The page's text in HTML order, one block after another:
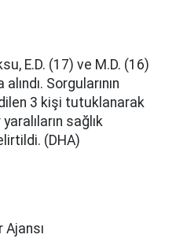
E.D. (17) ve M.D. (16)
Sorgularının
3 kişi tutuklanarak
sağlık
(DHA)